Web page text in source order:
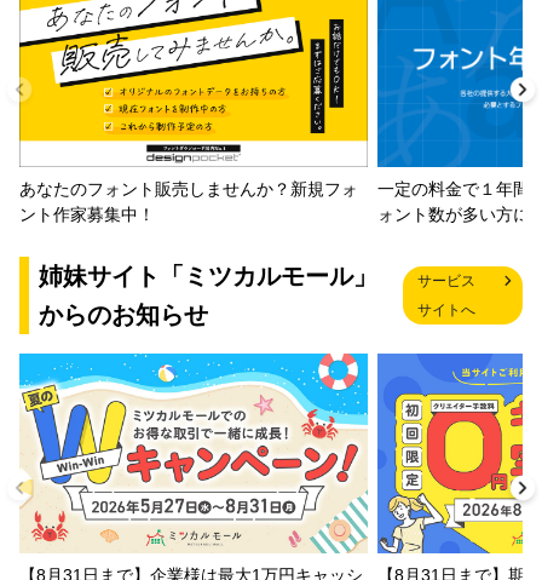
あなたのフォント販売しませんか？新規フォ
ント作家募集中！
一定の料金で１年間
ォント数が多い方に
姉妹サイト「ミツカルモール」
からのお知らせ
サービス
サイトへ
【8月31日まで】企業様は最大1万円キャッシ
【8月31日まで】期